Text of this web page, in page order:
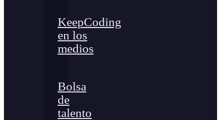
KeepCoding
en los
medios
Bolsa
de
talento